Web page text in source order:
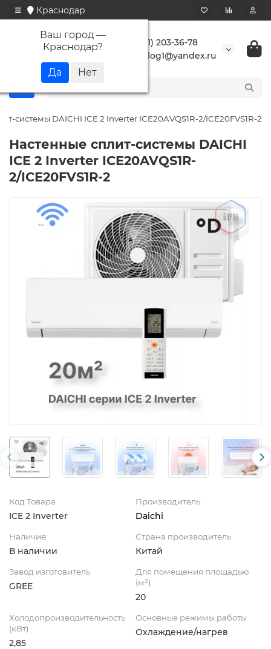
Краснодар
Ваш город —
Краснодар?
+7 (861) 203-36-78
buranlog1@yandex.ru
системы DAICHI ICE 2 Inverter ICE20AVQS1R-2/ICE20FVS1R-2
Настенные сплит-системы DAICHI
ICE 2 Inverter ICE20AVQS1R-
2/ICE20FVS1R-2
Код Товара
ICE 2 Inverter
Производитель
Daichi
Наличие:
В наличии
Страна производитель
Китай
Завод изготовитель
GREE
Для помещения площадью
(м²)
20
Холодопроизводительность
(кВт)
2,85
Основные режимы работы
Охлаждение/нагрев